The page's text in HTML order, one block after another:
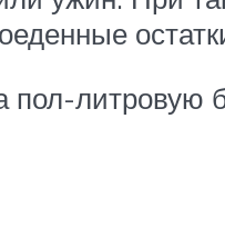
литровую